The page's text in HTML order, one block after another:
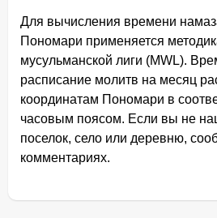
Для вычисления времени
Пономари применяется
мусульманской лиги (MWL).
расписание молитв на месяц
координатам Пономари в
часовым поясом. Если вы не
поселок, село или деревню,
комментариях.